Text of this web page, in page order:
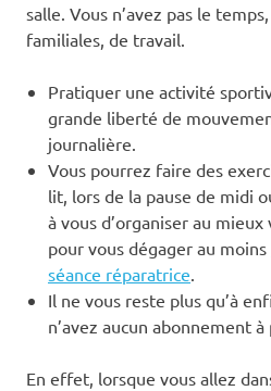
salle. Vous n’avez pas le
familiales, de travail.
Pratiquer une activité
grande liberté de
journalière.
Vous pourrez faire des
lit, lors de la pause de midi
à vous d’organiser au
pour vous dégager au moins
séance réparatrice
Il ne vous reste plus qu’à
n’avez aucun abonnement à
En effet, lorsque vous allez